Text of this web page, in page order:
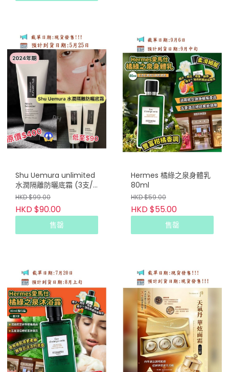
Shu Uemura unlimited
水潤隔離防曬底霜 (3支/
套)
HKD $99.00
HKD $90.00
售罄
Hermes 橘綠之泉身體乳
80ml
HKD $59.00
HKD $55.00
售罄